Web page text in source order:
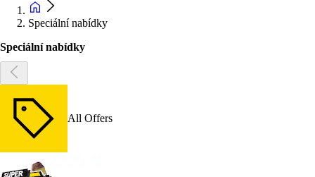
Speciální nabídky
Speciální nabídky
All Offers